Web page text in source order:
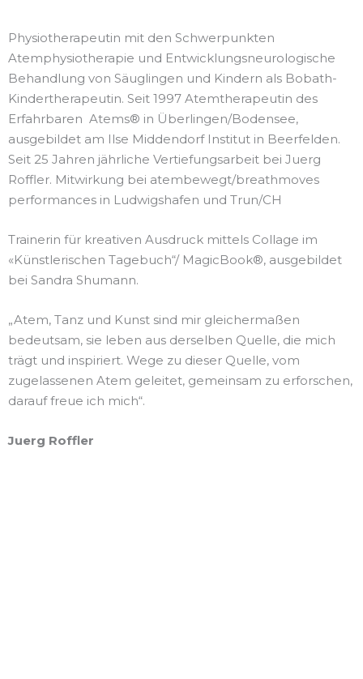
Physiotherapeutin mit den Schwerpunkten
Atemphysiotherapie und Entwicklungsneurologische
Behandlung von Säuglingen und Kindern als Bobath-
Kindertherapeutin. Seit 1997 Atemtherapeutin des
Erfahrbaren Atems® in Überlingen/Bodensee,
ausgebildet am Ilse Middendorf Institut in Beerfelden.
Seit 25 Jahren jährliche Vertiefungsarbeit bei Juerg
Roffler. Mitwirkung bei atembewegt/breathmoves
performances in Ludwigshafen und Trun/CH
Trainerin für kreativen Ausdruck mittels Collage im
«Künstlerischen Tagebuch“/ MagicBook®, ausgebildet
bei Sandra Shumann.
„Atem, Tanz und Kunst sind mir gleichermaßen
bedeutsam, sie leben aus derselben Quelle, die mich
trägt und inspiriert. Wege zu dieser Quelle, vom
zugelassenen Atem geleitet, gemeinsam zu erforschen,
darauf freue ich mich“.
Juerg Roffler